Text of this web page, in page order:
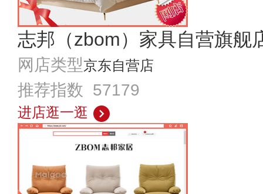
志邦（zbom）家具自营旗舰
网店类型京东自营店
推荐指数 57179
进店逛一逛